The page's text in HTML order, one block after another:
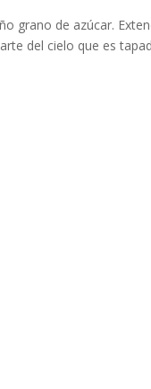
grano de azúcar.
del cielo que es